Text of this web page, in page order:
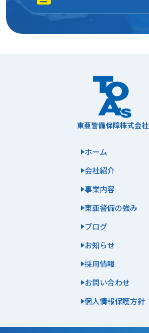
東亜警備保障株式会社
ホーム
会社紹介
事業内容
東亜警備の強み
ブログ
お知らせ
採用情報
お問い合わせ
個人情報保護方針